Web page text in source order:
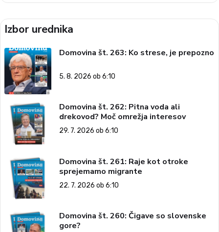
Izbor urednika
Domovina št. 263: Ko strese, je prepozno
5. 8. 2026 ob 6:10
Domovina št. 262: Pitna voda ali
drekovod? Moč omrežja interesov
29. 7. 2026 ob 6:10
Domovina št. 261: Raje kot otroke
sprejemamo migrante
22. 7. 2026 ob 6:10
Domovina št. 260: Čigave so slovenske
gore?